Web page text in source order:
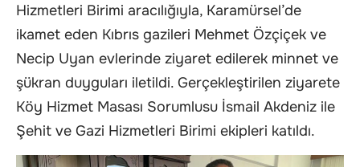
Hizmetleri Birimi aracılığıyla, Karamürsel’de
ikamet eden Kıbrıs gazileri Mehmet Özçiçek ve
Necip Uyan evlerinde ziyaret edilerek minnet ve
şükran duyguları iletildi. Gerçekleştirilen ziyarete
Köy Hizmet Masası Sorumlusu İsmail Akdeniz ile
Şehit ve Gazi Hizmetleri Birimi ekipleri katıldı.